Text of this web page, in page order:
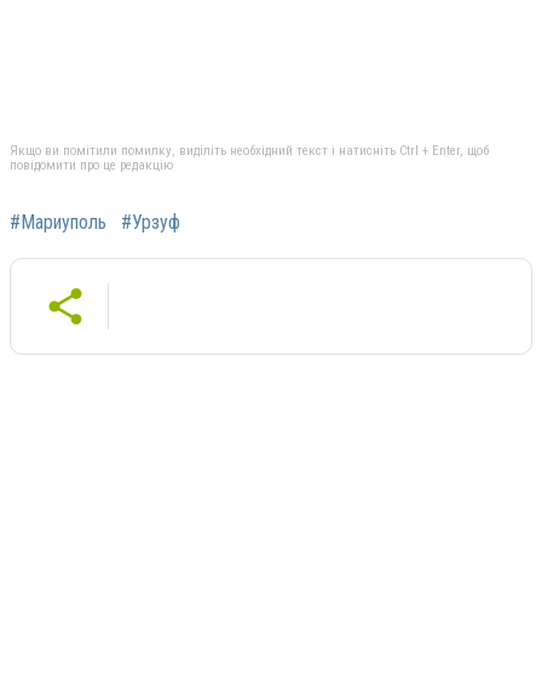
Якщо ви помітили помилку, виділіть необхідний текст і натисніть Ctrl + Enter, щоб
повідомити про це редакцію
#Мариуполь #Урзуф